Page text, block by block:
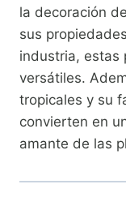
la decoración
sus
industria, estas
versátiles.
tropicales y su
convierten en
amante de las